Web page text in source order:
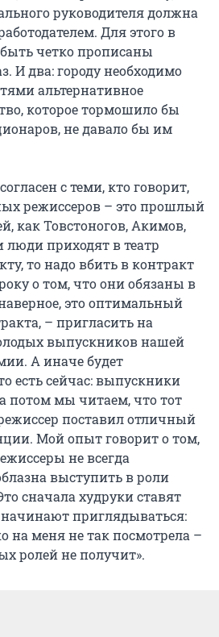
руководителя должна
Для этого в
четко прописаны
И два: городу необходимо
альтернативное
которое тормошило бы
не давало бы им
с теми, кто говорит,
режиссеров – это прошлый
как Товстоногов, Акимов,
приходят в театр
то надо вбить в контракт
о том, что они обязаны в
это оптимальный
– пригласить на
выпускников нашей
А иначе будет
есть сейчас: выпускники
потом мы читаем, что тот
поставил отличный
Мой опыт говорит о том,
не всегда
выступить в роли
сначала худруки ставят
приглядываться:
на меня не так посмотрела –
ролей не получит».